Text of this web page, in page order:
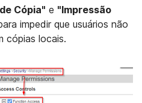
Cópia" e "Impressão
impedir que usuários não
cópias locais.